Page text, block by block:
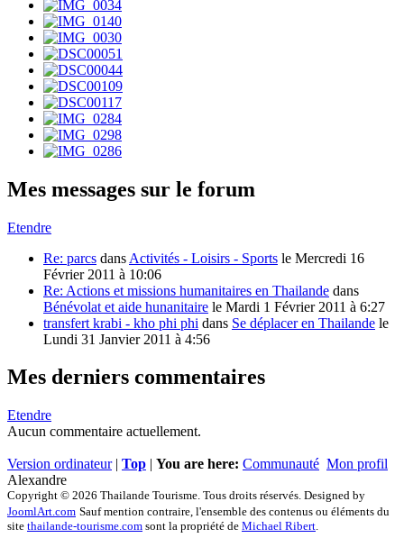
Mes messages sur le forum
Etendre
Re: parcs dans Activités - Loisirs - Sports le Mercredi 16
Février 2011 à 10:06
Re: Actions et missions humanitaires en Thailande dans
Bénévolat et aide hunanitaire le Mardi 1 Février 2011 à 6:27
transfert krabi - kho phi phi dans Se déplacer en Thailande le
Lundi 31 Janvier 2011 à 4:56
Mes derniers commentaires
Etendre
Aucun commentaire actuellement.
Version ordinateur| Top | You are here: Communauté Mon profil
Alexandre
Copyright © 2026 Thailande Tourisme. Tous droits réservés. Designed by
JoomlArt.com Sauf mention contraire, l'ensemble des contenus ou éléments du
site thailande-tourisme.com sont la propriété de Michael Ribert.